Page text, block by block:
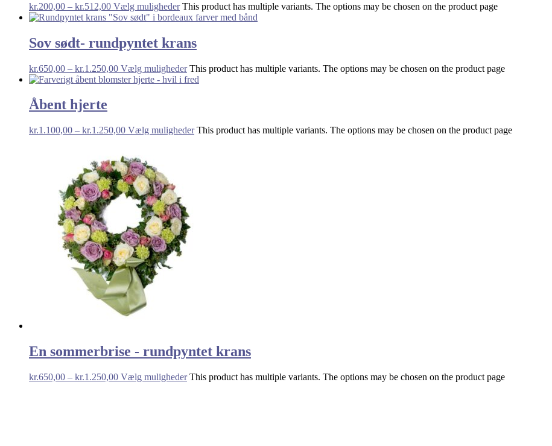
kr.200,00 – kr.512,00 Vælg mulighederThis product has multiple variants. The options may be chosen on the product page
Sov sødt- rundpyntet krans
kr.650,00 – kr.1.250,00 Vælg mulighederThis product has multiple variants. The options may be chosen on the product page
Åbent hjerte
kr.1.100,00 – kr.1.250,00 Vælg mulighederThis product has multiple variants. The options may be chosen on the product page
En sommerbrise - rundpyntet krans
kr.650,00 – kr.1.250,00 Vælg mulighederThis product has multiple variants. The options may be chosen on the product page